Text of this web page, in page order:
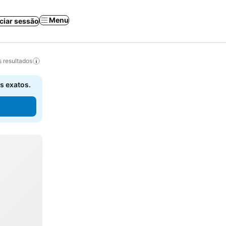
sessão Menu
resultados
exatos.